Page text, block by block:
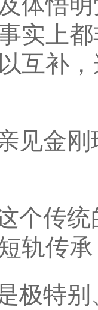
实上
互补
见金
个传
轨传
极特